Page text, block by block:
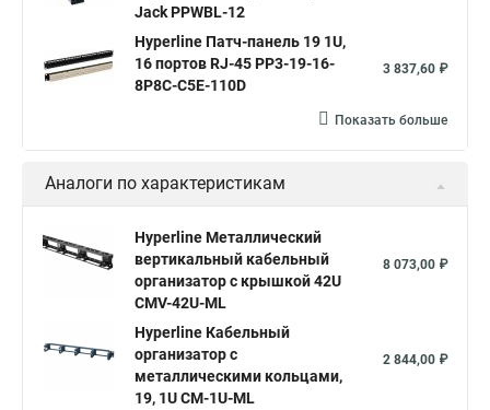
Jack PPWBL-12
Hyperline Патч-панель 19 1U,
16 портов RJ-45 PP3-19-16-
8P8C-C5E-110D
3 837,60 ₽
Показать больше
Аналоги по характеристикам
Hyperline Металлический
вертикальный кабельный
организатор с крышкой 42U
CMV-42U-ML
8 073,00 ₽
Hyperline Кабельный
организатор с
металлическими кольцами,
19, 1U CM-1U-ML
2 844,00 ₽